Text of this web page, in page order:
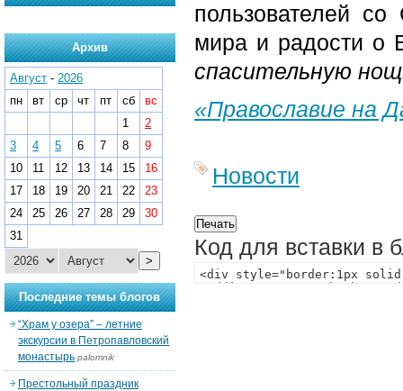
пользователей
мира и радости о
спасительную
«Православие на
Новости
Код для вставки в
Архив
Август - 2026
пн
вт ср чт пт сб
вс
1
2
3
4 5 6 7 8
9
10
11 12 13 14 15
16
17
18 19 20 21 22
23
24
25 26 27 28 29
30
31
>
Последние темы блогов
“Храм у озера” – летние
экскурсии в Петропавловский
монастырь palomnik
Престольный праздник